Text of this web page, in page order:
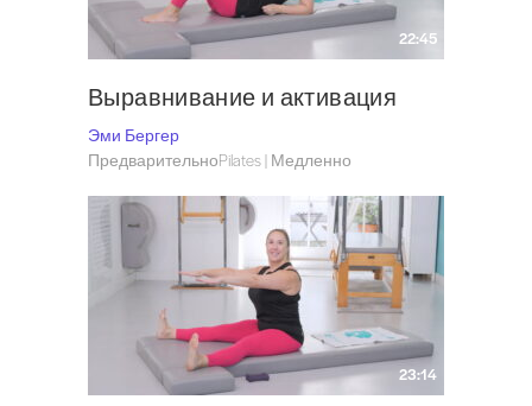
22:45
Выравнивание и активация
Эми Бергер
ПредварительноPilates | Медленно
23:14